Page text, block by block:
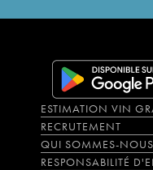
ESTIMATION VIN
RECRUTEMENT
QUI SOMMES-
RESPONSABILITÉ